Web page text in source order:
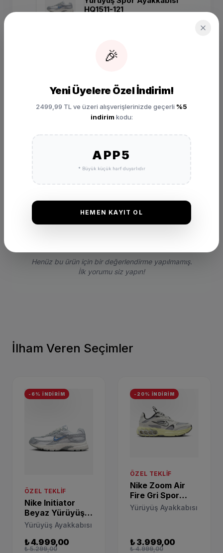
HQ1511-121
DEĞERLENDIRMELER
Bu ürünü satın alan müşterilerimizin görüşleri ve deneyimleri.
Henüz bu ürün için bir değerlendirme yapılmamış.
İlk yorumu siz yapın!
İlham Veren Seçimler
-6% İNDİRİM
ÖZEL TEKLIF
Nike Initiator
Beyaz Yürüyüş
Spor Ayakkabısı
HQ1511-121
Yürüyüş Ayakkabısı
₺ 4.999,00
₺ 5.299,00
-20% İNDİRİM
ÖZEL TEKLIF
Nike Zoom Air
Fire Gri Spor
Ayakkabı
Yürüyüş Ayakkabısı
₺ 3.999,00
₺ 4.999,00
🎉
Yeni Üyelere Özel İndirim!
2499,99 TL ve üzeri alışverişlerinizde geçerli %5
indirim kodu:
APP5
* Büyük küçük harf duyarlıdır
HEMEN KAYIT OL